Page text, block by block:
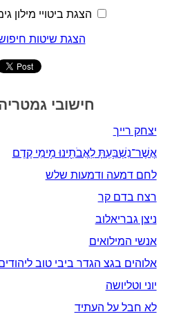
הצגת ביטויי מילון
הצגת שיטות
חישובי
יצחק רייך
אֲשֶׁר־נִשְׁבַּ֥עְתָּ לַֽאֲבֹתֵ֖ינוּ מִ֥ימֵי קֶֽדֶם
לחם דמעה ודמעות שלש
רצח בדם קר
ניצן גבריאלוב
אנשי המילואים
אלוהים בגצ הגדר ביבי טוב
יוני וטליושה
לא חבל על העתיד